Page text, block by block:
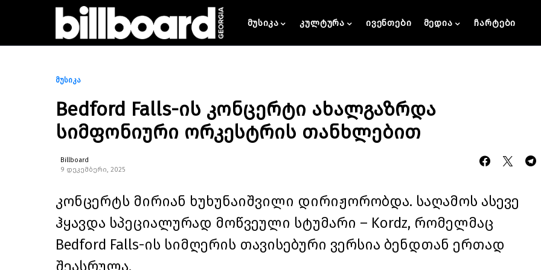
მუსიკა კულტურა ივენთები მედია ჩარტები
მუსიკა
Bedford Falls-ის კონცერტი ახალგაზრდა
სიმფონიური ორკესტრის თანხლებით
Billboard
9 დეკემბერი, 2025
კონცერტს მირიან ხუხუნაიშვილი დირიჟორობდა. საღამოს ასევე
ჰყავდა სპეციალურად მოწვეული სტუმარი – Kordz, რომელმაც
Bedford Falls-ის სიმღერის თავისებური ვერსია ბენდთან ერთად
შეასრულა.